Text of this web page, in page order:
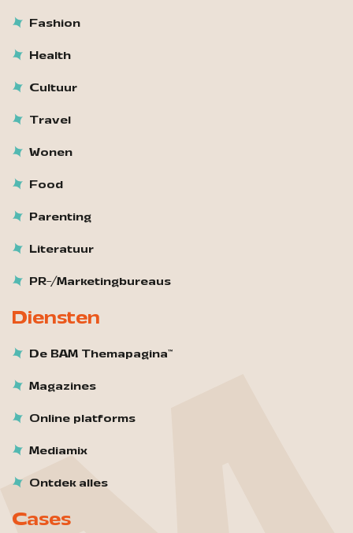
Fashion
Health
Cultuur
Travel
Wonen
Food
Parenting
Literatuur
PR-/Marketingbureaus
Diensten
De BAM Themapagina™
Magazines
Online platforms
Mediamix
Ontdek alles
Cases